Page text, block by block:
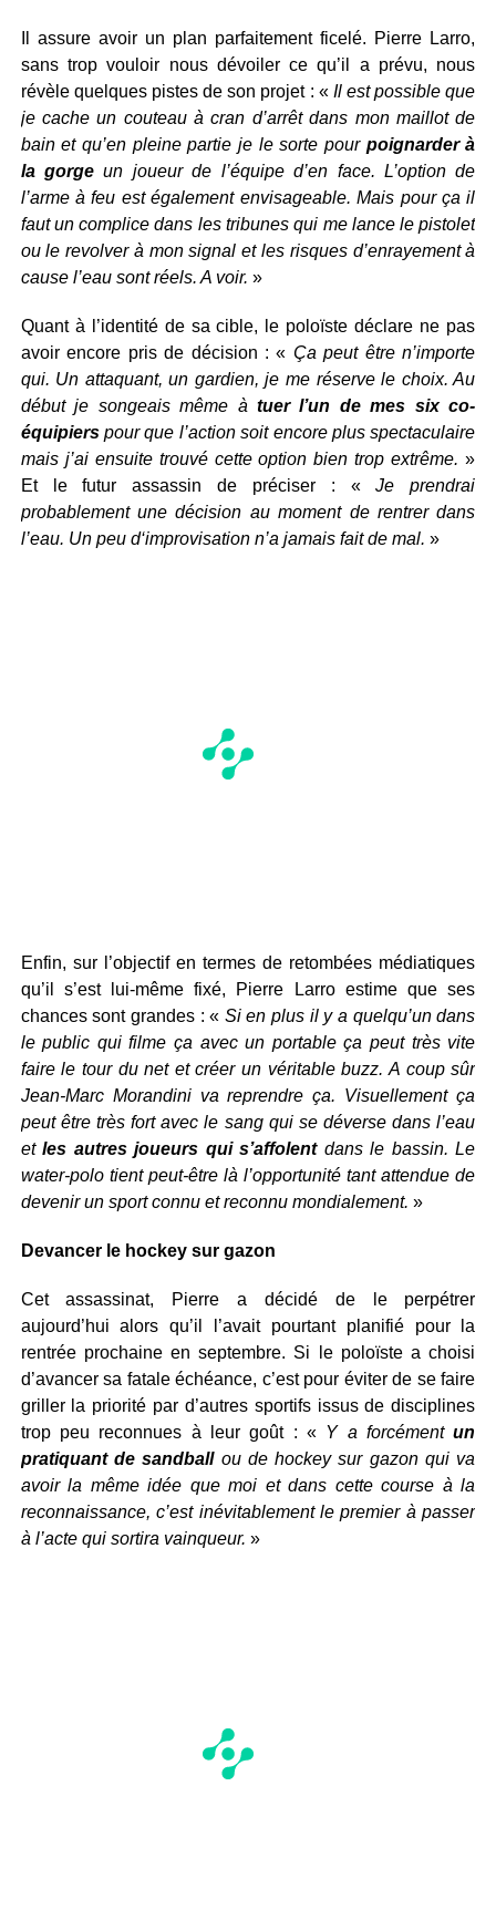
Il assure avoir un plan parfaitement ficelé. Pierre Larro,
sans trop vouloir nous dévoiler ce qu’il a prévu, nous
révèle quelques pistes de son projet : « Il est possible que
je cache un couteau à cran d’arrêt dans mon maillot de
bain et qu’en pleine partie je le sorte pour poignarder à
la gorge un joueur de l’équipe d’en face. L’option de
l’arme à feu est également envisageable. Mais pour ça il
faut un complice dans les tribunes qui me lance le pistolet
ou le revolver à mon signal et les risques d’enrayement à
cause l’eau sont réels. A voir. »
Quant à l’identité de sa cible, le poloïste déclare ne pas
avoir encore pris de décision : « Ça peut être n’importe
qui. Un attaquant, un gardien, je me réserve le choix. Au
début je songeais même à tuer l’un de mes six co-
équipierspour que l’action soit encore plus spectaculaire
mais j’ai ensuite trouvé cette option bien trop extrême. »
Et le futur assassin de préciser : «Je prendrai
probablement une décision au moment de rentrer dans
l’eau. Un peu d‘improvisation n’a jamais fait de mal. »
Enfin, sur l’objectif en termes de retombées médiatiques
qu’il s’est lui-même fixé, Pierre Larro estime que ses
chances sont grandes : « Si en plus il y a quelqu’un dans
le public qui filme ça avec un portable ça peut très vite
faire le tour du net et créer un véritable buzz. A coup sûr
Jean-Marc Morandini va reprendre ça. Visuellement ça
peut être très fort avec le sang qui se déverse dans l’eau
etles autres joueurs qui s’affolentdans le bassin. Le
water-polo tient peut-être là l’opportunité tant attendue de
devenir un sport connu et reconnu mondialement. »
Devancer le hockey sur gazon
Cet assassinat, Pierre a décidé de le perpétrer
aujourd’hui alors qu’il l’avait pourtant planifié pour la
rentrée prochaine en septembre. Si le poloïste a choisi
d’avancer sa fatale échéance, c’est pour éviter de se faire
griller la priorité par d’autres sportifs issus de disciplines
trop peu reconnues à leur goût : « Y a forcémentun
pratiquant de sandballou de hockey sur gazon qui va
avoir la même idée que moi et dans cette course à la
reconnaissance, c’est inévitablement le premier à passer
à l’acte qui sortira vainqueur. »